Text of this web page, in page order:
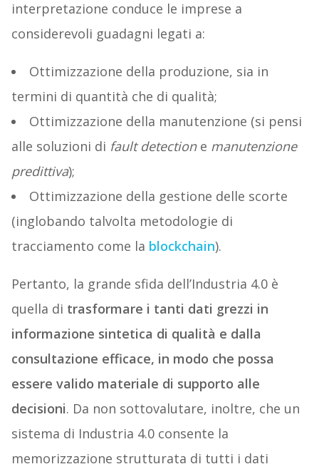
interpretazione conduce le imprese a
considerevoli guadagni legati a:
Ottimizzazione della produzione, sia in
termini di quantità che di qualità;
Ottimizzazione della manutenzione (si pensi
alle soluzioni di fault detectione manutenzione
predittiva);
Ottimizzazione della gestione delle scorte
(inglobando talvolta metodologie di
tracciamento come la blockchain).
Pertanto, la grande sfida dell’Industria 4.0 è
quella di trasformare i tanti dati grezzi in
informazione sintetica di qualità e dalla
consultazione efficace, in modo che possa
essere valido materiale di supporto alle
decisioni. Da non sottovalutare, inoltre, che un
sistema di Industria 4.0 consente la
memorizzazione strutturata di tutti i dati